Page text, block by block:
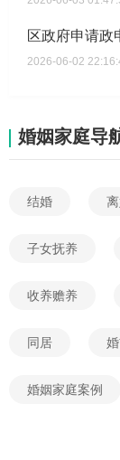
2026-06-02
杜律师，我
2026-06-01
2026-06-04
婚姻家庭导
结婚
子女抚养
收养赡养
同居
婚姻家庭案例